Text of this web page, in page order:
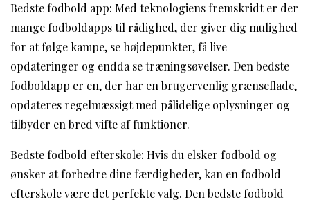
Bedste fodbold app: Med teknologiens fremskridt er der
mange fodboldapps til rådighed, der giver dig mulighed
for at følge kampe, se højdepunkter, få live-
opdateringer og endda se træningsøvelser. Den bedste
fodboldapp er en, der har en brugervenlig grænseflade,
opdateres regelmæssigt med pålidelige oplysninger og
tilbyder en bred vifte af funktioner.
Bedste fodbold efterskole: Hvis du elsker fodbold og
ønsker at forbedre dine færdigheder, kan en fodbold
efterskole være det perfekte valg. Den bedste fodbold